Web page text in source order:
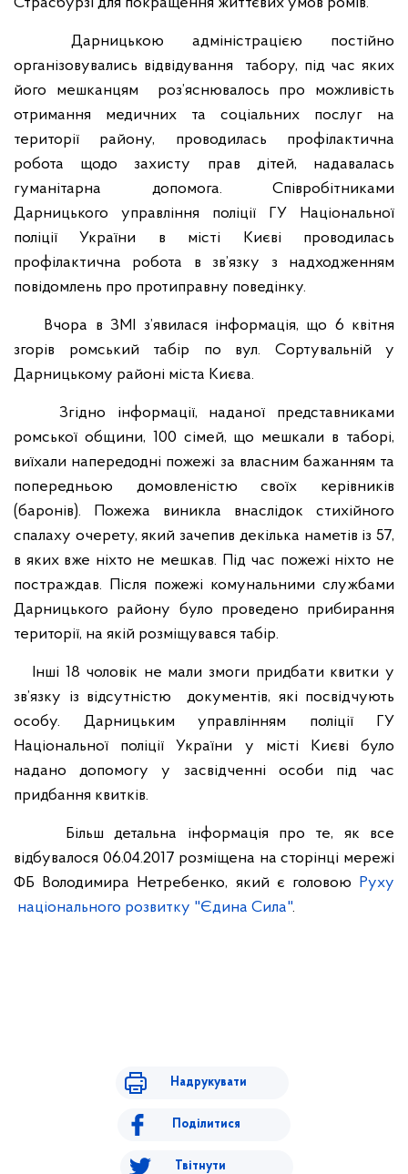
Дарницькою адміністрацією постійно
організовувались відвідування табору, під час яких
його мешканцям роз’яснювалось про можливість
отримання медичних та соціальних послуг на
території району, проводилась профілактична
робота щодо захисту прав дітей, надавалась
гуманітарна допомога. Співробітниками
Дарницького управління поліції ГУ Національної
поліції України в місті Києві проводилась
профілактична робота в зв’язку з надходженням
повідомлень про протиправну поведінку.
Вчора в ЗМІ з’явилася інформація, що 6 квітня
згорів ромський табір по вул. Сортувальній у
Дарницькому районі міста Києва.
Згідно інформації, наданої представниками
ромської общини, 100 сімей, що мешкали в таборі,
виїхали напередодні пожежі за власним бажанням та
попередньою домовленістю своїх керівників
(баронів). Пожежа виникла внаслідок стихійного
спалаху очерету, який зачепив декілька наметів із 57,
в яких вже ніхто не мешкав. Під час пожежі ніхто не
постраждав. Після пожежі комунальними службами
Дарницького району було проведено прибирання
території, на якій розміщувався табір.
Інші 18 чоловік не мали змоги придбати квитки у
зв’язку із відсутністю документів, які посвідчують
особу. Дарницьким управлінням поліції ГУ
Національної поліції України у місті Києві було
надано допомогу у засвідченні особи під час
придбання квитків.
Більш детальна інформація про те, як все
відбувалося 06.04.2017 розміщена на сторінці мережі
ФБ Володимира Нетребенко, який є головою Руху
національного розвитку "Єдина Сила".
Надрукувати
Поділитися
Твітнути